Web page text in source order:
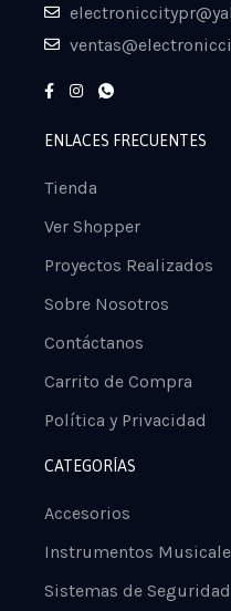
ENLACES FRECUENTES
Tienda
Ver Shopper
Proyectos Realizados
Sobre Nosotros
Contáctanos
Carrito de Compra
Política y Privacidad
CATEGORÍAS
Accesorios
Instrumentos
Sistemas de Seguridad